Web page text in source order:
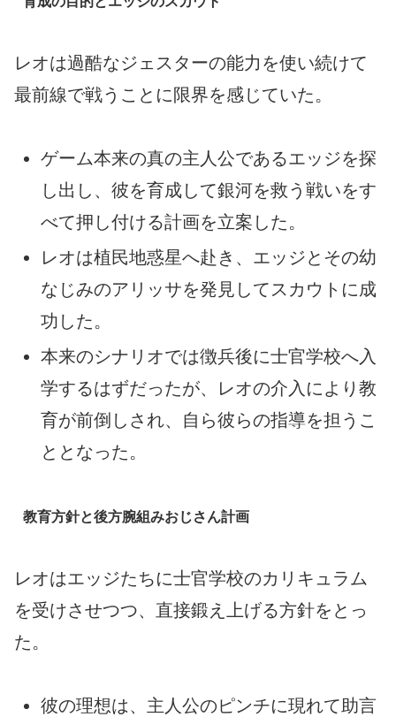
レオは過酷なジェスターの能力を使い続けて
最前線で戦うことに限界を感じていた。
ゲーム本来の真の主人公であるエッジを探
し出し、彼を育成して銀河を救う戦いをす
べて押し付ける計画を立案した。
レオは植民地惑星へ赴き、エッジとその幼
なじみのアリッサを発見してスカウトに成
功した。
本来のシナリオでは徴兵後に士官学校へ入
学するはずだったが、レオの介入により教
育が前倒しされ、自ら彼らの指導を担うこ
ととなった。
教育方針と後方腕組みおじさん計画
レオはエッジたちに士官学校のカリキュラム
を受けさせつつ、直接鍛え上げる方針をとっ
た。
彼の理想は、主人公のピンチに現れて助言